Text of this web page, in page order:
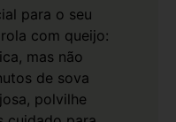
para o seu
com queijo:
mas não
de sova
polvilhe